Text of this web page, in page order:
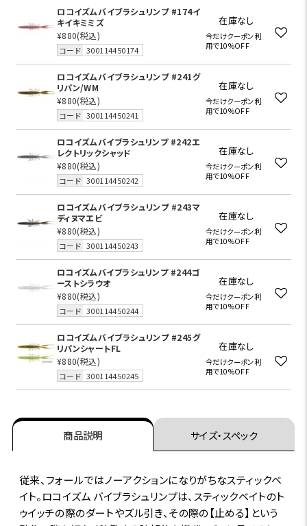
ロコイズムバイブラシュリンプ #174イ
キイキミミズ
¥880(税込)
コード 300114450174
在庫なし
今だけクーポン利
用で10%OFF
ロコイズムバイブラシュリンプ #241グ
リパン/WM
¥880(税込)
コード 300114450241
在庫なし
今だけクーポン利
用で10%OFF
ロコイズムバイブラシュリンプ #242エ
レクトリックシャッド
¥880(税込)
コード 300114450242
在庫なし
今だけクーポン利
用で10%OFF
ロコイズムバイブラシュリンプ #243マ
ディヌマエビ
¥880(税込)
コード 300114450243
在庫なし
今だけクーポン利
用で10%OFF
ロコイズムバイブラシュリンプ #244ゴ
ーストシラウオ
¥880(税込)
コード 300114450244
在庫なし
今だけクーポン利
用で10%OFF
ロコイズムバイブラシュリンプ #245グ
リパンシャートFL
¥880(税込)
コード 300114450245
在庫なし
今だけクーポン利
用で10%OFF
商品説明 サイズ・スペック
従来、フォールではノーアクションになりがちなスティックベ
イト。ロコイズム バイブラシュリンプは、スティックベイトのト
ゥイッチの際のダートやズル引き、その際の【止める】という